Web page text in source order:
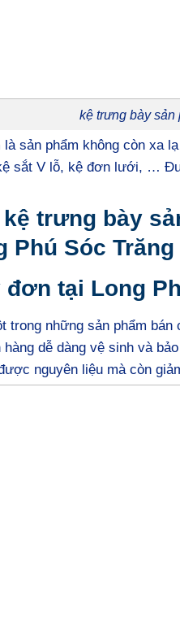
kệ trưng bày sản
sản phẩm không còn xa
sắt V lỗ, kệ đơn lưới, …
trưng bày
Phú Sóc Trăng
tại Long
trong những sản phẩm
dễ dàng vệ sinh và
nguyên liệu mà còn